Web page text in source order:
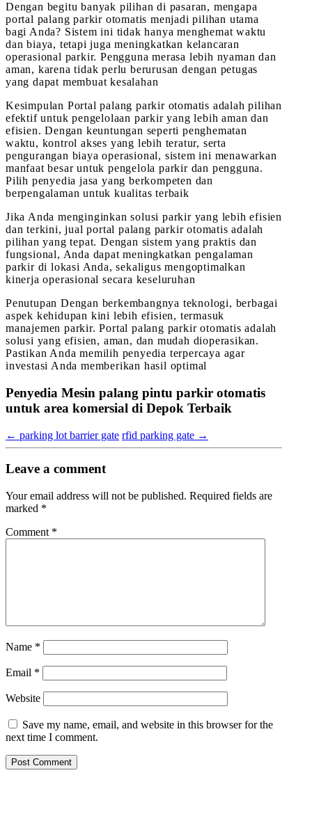
Dengan begitu banyak pilihan di pasaran, mengapa
portal palang parkir otomatis menjadi pilihan utama
bagi Anda? Sistem ini tidak hanya menghemat waktu
dan biaya, tetapi juga meningkatkan kelancaran
operasional parkir. Pengguna merasa lebih nyaman dan
aman, karena tidak perlu berurusan dengan petugas
yang dapat membuat kesalahan
Kesimpulan Portal palang parkir otomatis adalah pilihan
efektif untuk pengelolaan parkir yang lebih aman dan
efisien. Dengan keuntungan seperti penghematan
waktu, kontrol akses yang lebih teratur, serta
pengurangan biaya operasional, sistem ini menawarkan
manfaat besar untuk pengelola parkir dan pengguna.
Pilih penyedia jasa yang berkompeten dan
berpengalaman untuk kualitas terbaik
Jika Anda menginginkan solusi parkir yang lebih efisien
dan terkini, jual portal palang parkir otomatis adalah
pilihan yang tepat. Dengan sistem yang praktis dan
fungsional, Anda dapat meningkatkan pengalaman
parkir di lokasi Anda, sekaligus mengoptimalkan
kinerja operasional secara keseluruhan
Penutupan Dengan berkembangnya teknologi, berbagai
aspek kehidupan kini lebih efisien, termasuk
manajemen parkir. Portal palang parkir otomatis adalah
solusi yang efisien, aman, dan mudah dioperasikan.
Pastikan Anda memilih penyedia terpercaya agar
investasi Anda memberikan hasil optimal
Penyedia Mesin palang pintu parkir otomatis
untuk area komersial di Depok Terbaik
← parking lot barrier gate rfid parking gate →
Leave a comment
Your email address will not be published. Required fields are
marked *
Comment *
Name *
Email *
Website
Save my name, email, and website in this browser for the
next time I comment.